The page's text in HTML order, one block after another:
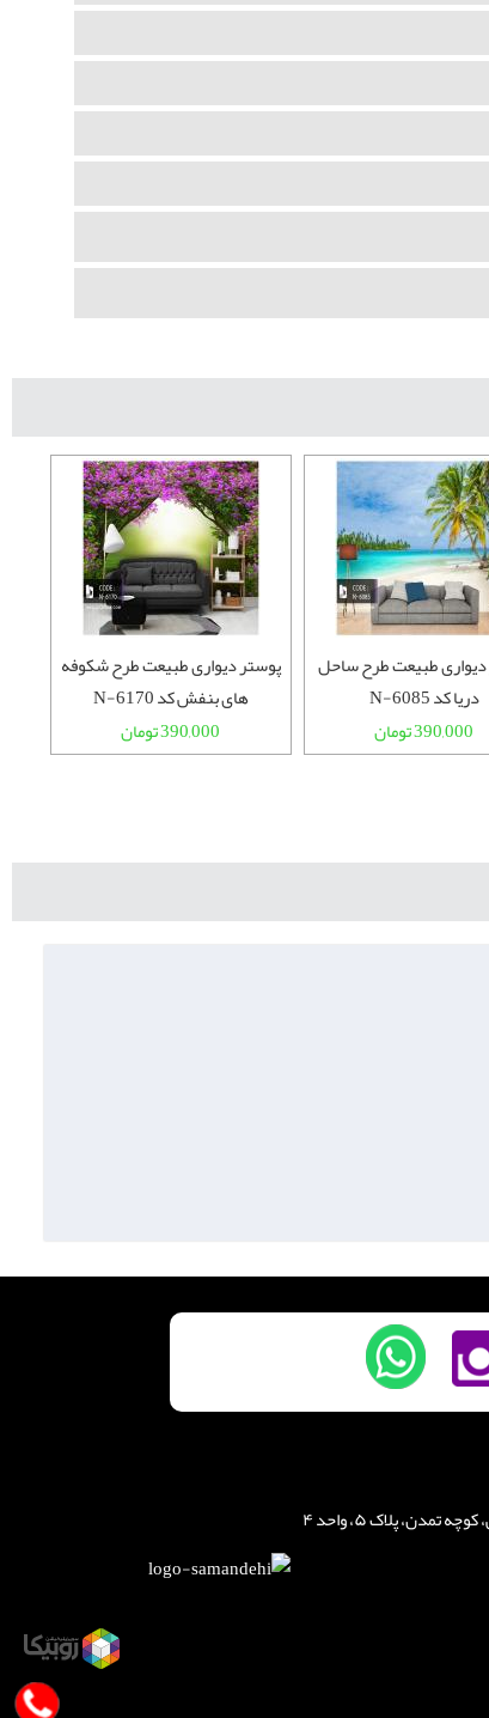
پوستر دیواری طبیعت طرح شکوفه
های بنفش کد N-6170
390,000 تومان
طبیعت طرح ساحل
دریا کد N-6085
390,000 تومان
پلاک ۵، واحد ۴